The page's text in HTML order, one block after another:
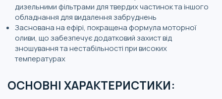
дизельними фільтрами для твердих частинок та іншого
обладнання для видалення забруднень
Заснована на ефірі, покращена формула моторної
оливи, що забезпечує додатковий захист від
зношування та нестабільності при високих
температурах
ОСНОВНІ ХАРАКТЕРИСТИКИ: